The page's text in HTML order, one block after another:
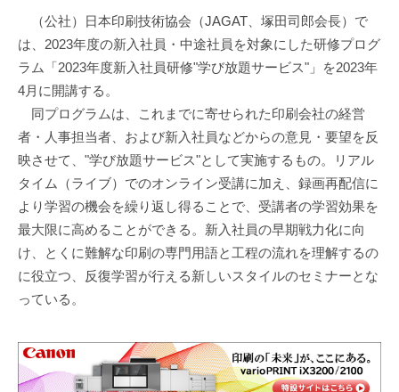
（公社）日本印刷技術協会（JAGAT、塚田司郎会長）で
は、2023年度の新入社員・中途社員を対象にした研修プログ
ラム「2023年度新入社員研修"学び放題サービス"」を2023年
4月に開講する。
同プログラムは、これまでに寄せられた印刷会社の経営
者・人事担当者、および新入社員などからの意見・要望を反
映させて、"学び放題サービス"として実施するもの。リアル
タイム（ライブ）でのオンライン受講に加え、録画再配信に
より学習の機会を繰り返し得ることで、受講者の学習効果を
最大限に高めることができる。新入社員の早期戦力化に向
け、とくに難解な印刷の専門用語と工程の流れを理解するの
に役立つ、反復学習が行える新しいスタイルのセミナーとな
っている。